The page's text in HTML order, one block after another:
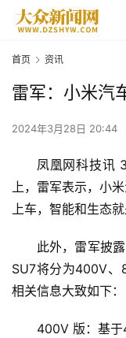
首页 资讯
雷军：小米汽
2024年3月28日 20:44
凤凰网科技讯
上，雷军表示，小
上车，智能和生态就
此外，雷军披
SU7将分为400V
相关信息大致如下：
400V 版：基